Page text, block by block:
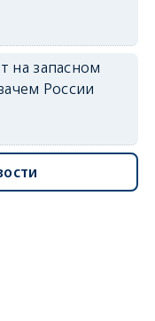
на запасном
России